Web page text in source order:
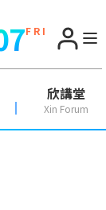
F R I
欣講堂
Xin Forum